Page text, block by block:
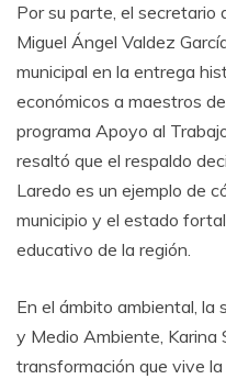
Por su parte, el secretario
Miguel Ángel Valdez
municipal en la entrega
económicos a maestros
programa Apoyo al
resaltó que el respaldo
Laredo es un ejemplo de
municipio y el estado
educativo de la región.
En el ámbito ambiental, la
y Medio Ambiente, Karina
transformación que vive